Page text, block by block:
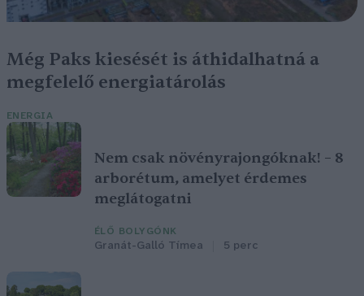
Még Paks kiesését is áthidalhatná a
megfelelő energiatárolás
ENERGIA
Nem csak növényrajongóknak! – 8
arborétum, amelyet érdemes
meglátogatni
ÉLŐ BOLYGÓNK
Granát-Galló Tímea 5 perc